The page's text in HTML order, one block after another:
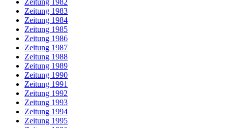
Zeitung 1982
Zeitung 1983
Zeitung 1984
Zeitung 1985
Zeitung 1986
Zeitung 1987
Zeitung 1988
Zeitung 1989
Zeitung 1990
Zeitung 1991
Zeitung 1992
Zeitung 1993
Zeitung 1994
Zeitung 1995